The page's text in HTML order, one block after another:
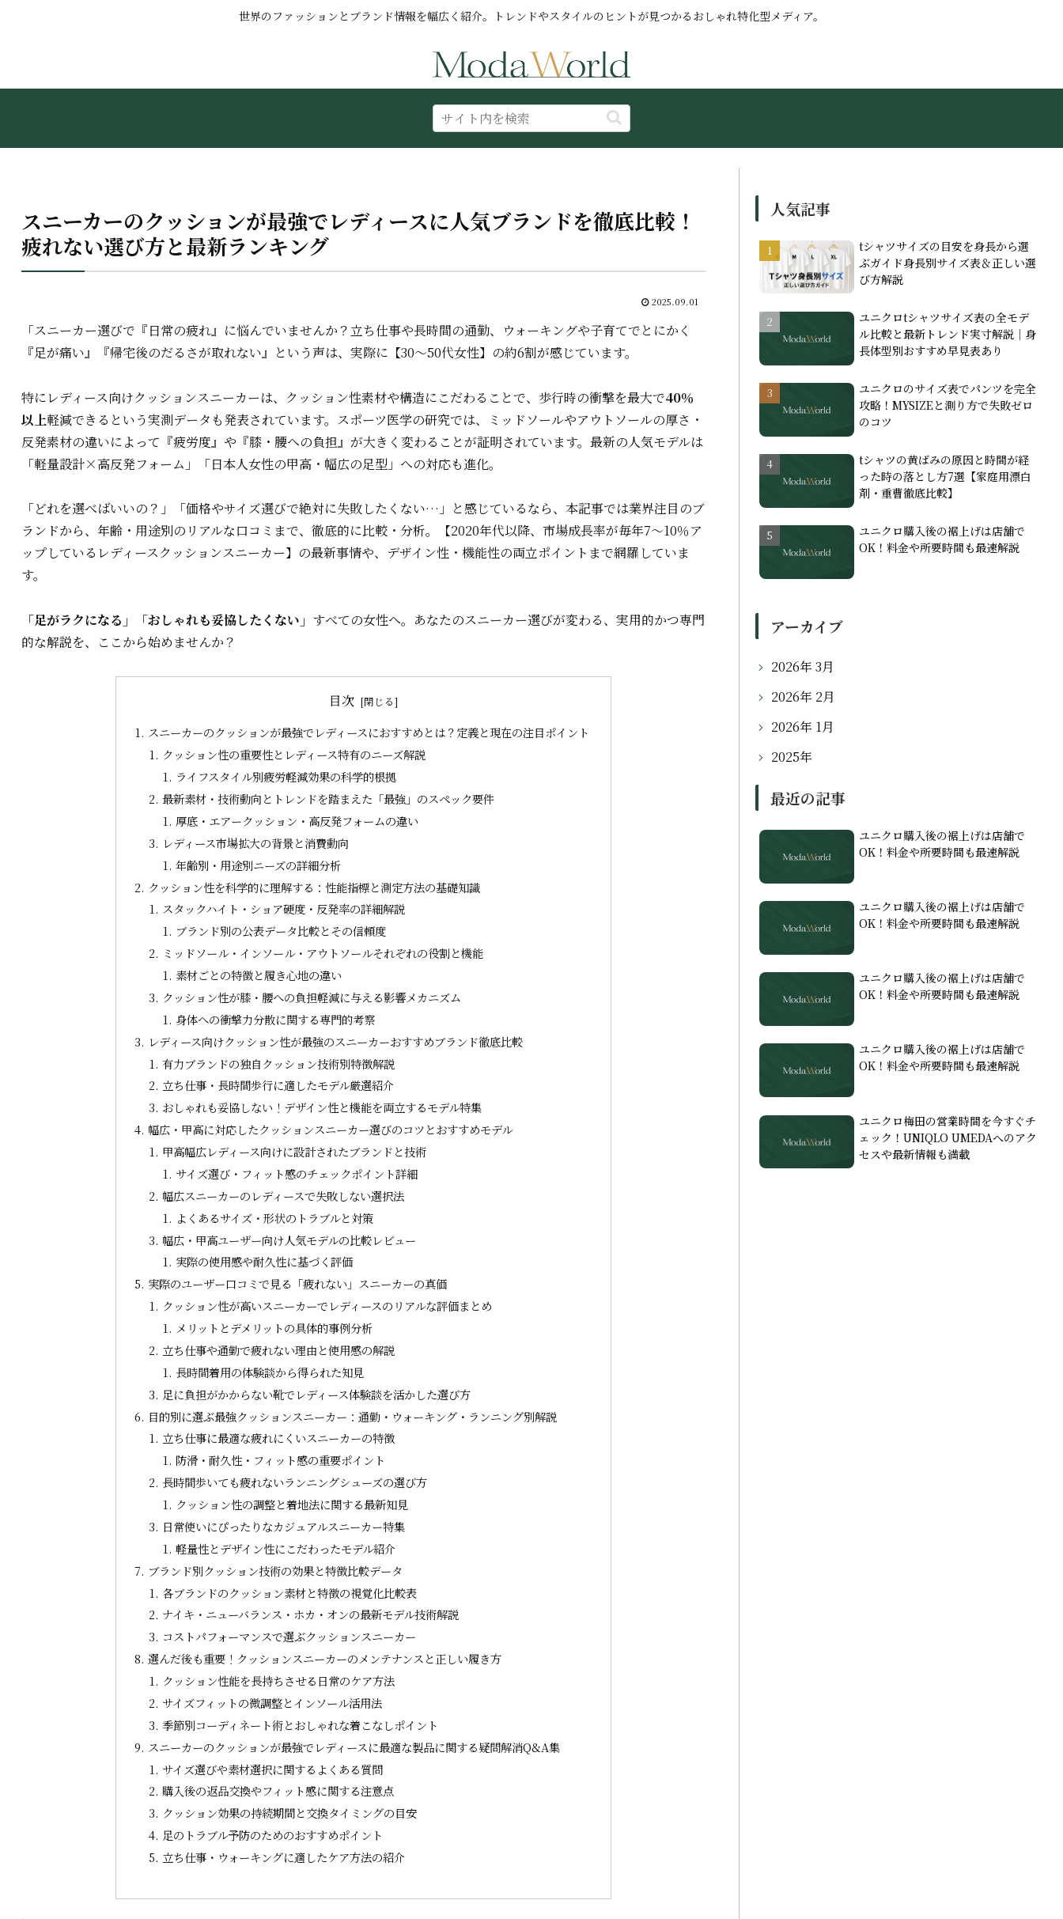
世界のファッションとブランド情報を幅広く紹介。トレンドやスタイルのヒントが見つかるおしゃれ特化型メディア。
スニーカーのクッションが最強でレディースに人気ブランドを徹底比較！
疲れない選び方と最新ランキング
2025.09.01
「スニーカー選びで『日常の疲れ』に悩んでいませんか？立ち仕事や長時間の通勤、ウォーキングや子育てでとにかく
『足が痛い』『帰宅後のだるさが取れない』という声は、実際に【30〜50代女性】の約6割が感じています。
特にレディース向けクッションスニーカーは、クッション性素材や構造にこだわることで、歩行時の衝撃を最大で40％
以上軽減できるという実測データも発表されています。スポーツ医学の研究では、ミッドソールやアウトソールの厚さ・
反発素材の違いによって『疲労度』や『膝・腰への負担』が大きく変わることが証明されています。最新の人気モデルは
「軽量設計×高反発フォーム」「日本人女性の甲高・幅広の足型」への対応も進化。
「どれを選べばいいの？」「価格やサイズ選びで絶対に失敗したくない…」と感じているなら、 本記事では業界注目のブ
ランドから、年齢・用途別のリアルな口コミまで、徹底的に比較・分析。【2020年代以降、市場成長率が毎年7〜10％ア
ップしているレディースクッションスニーカー】の最新事情や、デザイン性・機能性の両立ポイントまで網羅していま
す。
「足がラクになる」「おしゃれも妥協したくない」 すべての女性へ。あなたのスニーカー選びが変わる、実用的かつ専門
的な解説を、ここから始めませんか？
目次
スニーカーのクッションが最強でレディースにおすすめとは？定義と現在の注目ポイント
クッション性の重要性とレディース特有のニーズ解説
ライフスタイル別疲労軽減効果の科学的根拠
最新素材・技術動向とトレンドを踏まえた「最強」のスペック要件
厚底・エアークッション・高反発フォームの違い
レディース市場拡大の背景と消費動向
年齢別・用途別ニーズの詳細分析
クッション性を科学的に理解する：性能指標と測定方法の基礎知識
スタックハイト・ショア硬度・反発率の詳細解説
ブランド別の公表データ比較とその信頼度
ミッドソール・インソール・アウトソールそれぞれの役割と機能
素材ごとの特徴と履き心地の違い
クッション性が膝・腰への負担軽減に与える影響メカニズム
身体への衝撃力分散に関する専門的考察
レディース向けクッション性が最強のスニーカーおすすめブランド徹底比較
有力ブランドの独自クッション技術別特徴解説
立ち仕事・長時間歩行に適したモデル厳選紹介
おしゃれも妥協しない！デザイン性と機能を両立するモデル特集
幅広・甲高に対応したクッションスニーカー選びのコツとおすすめモデル
甲高幅広レディース向けに設計されたブランドと技術
サイズ選び・フィット感のチェックポイント詳細
幅広スニーカーのレディースで失敗しない選択法
よくあるサイズ・形状のトラブルと対策
幅広・甲高ユーザー向け人気モデルの比較レビュー
実際の使用感や耐久性に基づく評価
実際のユーザー口コミで見る「疲れない」スニーカーの真価
クッション性が高いスニーカーでレディースのリアルな評価まとめ
メリットとデメリットの具体的事例分析
立ち仕事や通勤で疲れない理由と使用感の解説
長時間着用の体験談から得られた知見
足に負担がかからない靴でレディース体験談を活かした選び方
目的別に選ぶ最強クッションスニーカー：通勤・ウォーキング・ランニング別解説
立ち仕事に最適な疲れにくいスニーカーの特徴
防滑・耐久性・フィット感の重要ポイント
長時間歩いても疲れないランニングシューズの選び方
クッション性の調整と着地法に関する最新知見
日常使いにぴったりなカジュアルスニーカー特集
軽量性とデザイン性にこだわったモデル紹介
ブランド別クッション技術の効果と特徴比較データ
各ブランドのクッション素材と特徴の視覚化比較表
ナイキ・ニューバランス・ホカ・オンの最新モデル技術解説
コストパフォーマンスで選ぶクッションスニーカー
選んだ後も重要！クッションスニーカーのメンテナンスと正しい履き方
クッション性能を長持ちさせる日常のケア方法
サイズフィットの微調整とインソール活用法
季節別コーディネート術とおしゃれな着こなしポイント
スニーカーのクッションが最強でレディースに最適な製品に関する疑問解消Q&A集
サイズ選びや素材選択に関するよくある質問
購入後の返品交換やフィット感に関する注意点
クッション効果の持続期間と交換タイミングの目安
足のトラブル予防のためのおすすめポイント
立ち仕事・ウォーキングに適したケア方法の紹介
人気記事
tシャツサイズの目安を身長から選
ぶガイド身長別サイズ表＆正しい選
び方解説
ユニクロtシャツサイズ表の全モデ
ル比較と最新トレンド実寸解説｜身
長体型別おすすめ早見表あり
ユニクロのサイズ表でパンツを完全
攻略！MYSIZEと測り方で失敗ゼロ
のコツ
tシャツの黄ばみの原因と時間が経
った時の落とし方7選【家庭用漂白
剤・重曹徹底比較】
ユニクロ購入後の裾上げは店舗で
OK！料金や所要時間も最速解説
アーカイブ
2026年 3月
2026年 2月
2026年 1月
2025年
最近の記事
ユニクロ購入後の裾上げは店舗で
OK！料金や所要時間も最速解説
ユニクロ購入後の裾上げは店舗で
OK！料金や所要時間も最速解説
ユニクロ購入後の裾上げは店舗で
OK！料金や所要時間も最速解説
ユニクロ購入後の裾上げは店舗で
OK！料金や所要時間も最速解説
ユニクロ梅田の営業時間を今すぐチ
ェック！UNIQLO UMEDAへのアク
セスや最新情報も満載